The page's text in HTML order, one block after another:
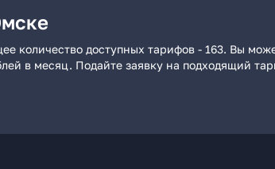
количество доступных тарифов - 163. Вы
в месяц. Подайте заявку на подходящий